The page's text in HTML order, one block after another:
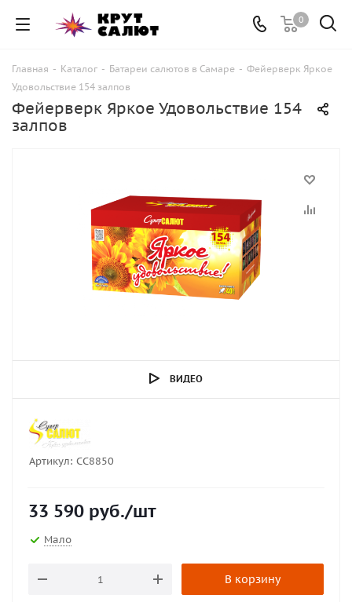
0
Главная - Каталог - Батареи салютов в Самаре - Фейерверк Яркое
Удовольствие 154 залпов
Фейерверк Яркое Удовольствие 154
залпов
ВИДЕО
Артикул: СС8850
33 590 руб./шт
Мало
В корзину